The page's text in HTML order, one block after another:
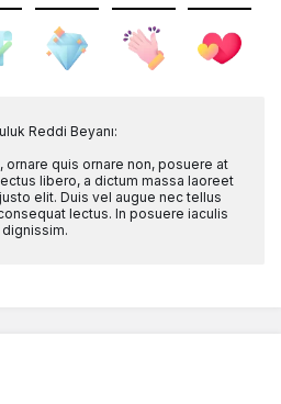
Reddi Beyanı:
quis ornare non, posuere at
libero, a dictum massa laoreet
elit. Duis vel augue nec tellus
lectus. In posuere iaculis
dignissim.